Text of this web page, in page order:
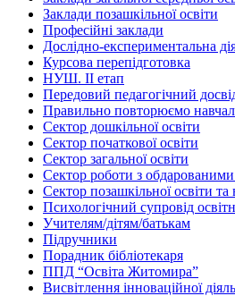
Заклади позашкільної освіти
Професійні заклади
Дослідно-експериментальна
Курсова перепідготовка
НУШ. ІІ етап
Передовий педагогічний
Правильно повторюємо
Сектор дошкільної освіти
Сектор початкової освіти
Сектор загальної освіти
Сектор роботи з обдарованими
Сектор позашкільної освіти та
Психологічний супровід
Учителям/дітям/батькам
Підручники
Порадник бібліотекаря
ППД “Освіта Житомира”
Висвітлення інноваційної